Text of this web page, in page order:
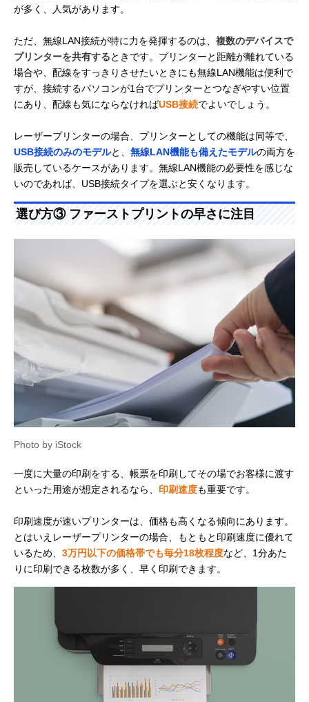
が多く、人気があります。
ただ、無線LAN接続が特に力を発揮するのは、 複数のデバイスで
プリンターを共有するときです。プリンターと距離が離れている
場合や、配線をすっきりさせたいときにも無線LAN機能は便利で
すが、接続するパソコンが1台でプリンターとつなぎやすい位置
にあり、配線も気にならなければUSB接続でよいでしょう。
レーザープリンターの場合、プリンターとしての機能は同等で、
USB接続のみのモデルと、 無線LAN機能も備えたモデルの両方を
販売しているケースがあります。無線LAN機能の必要性を感じな
いのであれば、USB接続タイプを選ぶと安くなります。
選び方③ ファーストプリントの早さに注目
Photo by iStock
一度に大量の印刷をする、帳票を印刷してその場でお客様に渡す
といった用途が想定されるなら、 印刷速度も重要です。
印刷速度が速いプリンターは、価格も高くなる傾向にあります。
とはいえレーザープリンターの場合、もともと印刷速度に優れて
いるため、 3万円以下の価格帯でも毎分18枚程度など、1分あた
りに印刷できる枚数が多く、早く印刷できます。